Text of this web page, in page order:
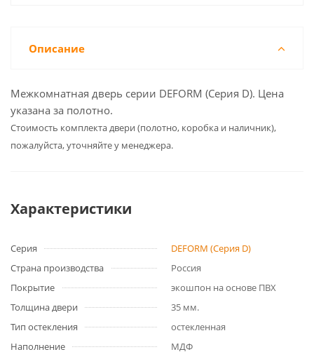
Описание
Межкомнатная дверь серии DEFORM (Серия D). Цена
указана за полотно.
Cтоимость комплекта двери (полотно, коробка и наличник),
пожалуйста, уточняйте у менеджера.
Характеристики
Серия
DEFORM (Серия D)
Страна производства
Россия
Покрытие
экошпон на основе ПВХ
Толщина двери
35 мм.
Тип остекления
остекленная
Наполнение
МДФ